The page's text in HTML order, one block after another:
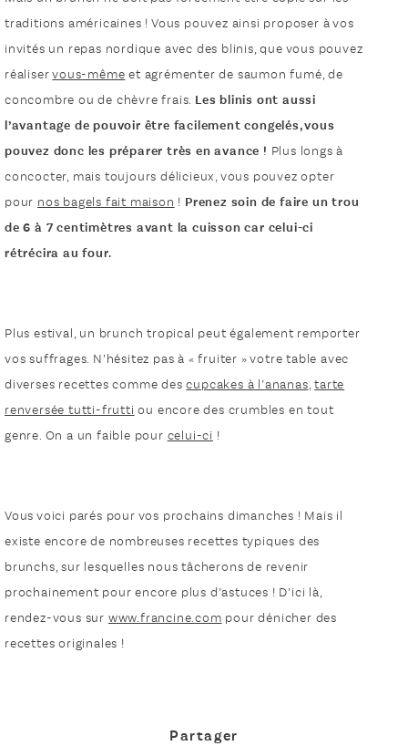
traditions américaines ! Vous pouvez ainsi proposer à vos
invités un repas nordique avec des blinis, que vous pouvez
réaliservous-même et agrémenter de saumon fumé, de
concombre ou de chèvre frais. Les blinis ont aussi
l’avantage de pouvoir être facilement congelés, vous
pouvez donc les préparer très en avance ! Plus longs à
concocter, mais toujours délicieux, vous pouvez opter
pour nos bagels fait maison ! Prenez soin de faire un trou
de 6 à 7 centimètres avant la cuisson car celui-ci
rétrécira au four.
Plus estival, un brunch tropical peut également remporter
vos suffrages. N’hésitez pas à « fruiter » votre table avec
diverses recettes comme descupcakes à l’ananas,tarte
renversée tutti-frutti ou encore des crumbles en tout
genre. On a un faible pour celui-ci !
Vous voici parés pour vos prochains dimanches ! Mais il
existe encore de nombreuses recettes typiques des
brunchs, sur lesquelles nous tâcherons de revenir
prochainement pour encore plus d’astuces ! D’ici là,
rendez-vous sur www.francine.com pour dénicher des
recettes originales !
Partager